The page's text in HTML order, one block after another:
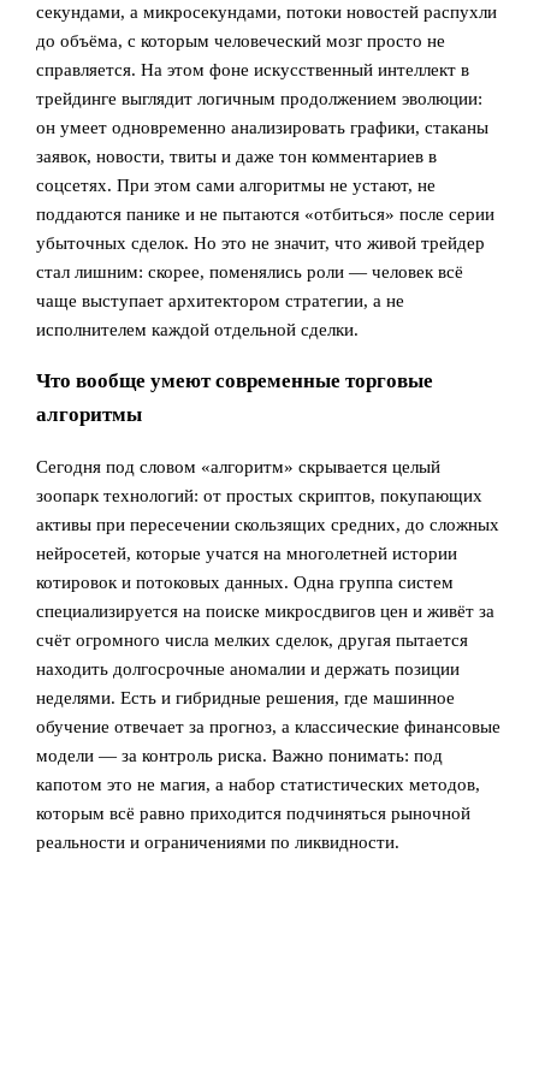
секундами, а микросекундами, потоки новостей распухли
до объёма, с которым человеческий мозг просто не
справляется. На этом фоне искусственный интеллект в
трейдинге выглядит логичным продолжением эволюции:
он умеет одновременно анализировать графики, стаканы
заявок, новости, твиты и даже тон комментариев в
соцсетях. При этом сами алгоритмы не устают, не
поддаются панике и не пытаются «отбиться» после серии
убыточных сделок. Но это не значит, что живой трейдер
стал лишним: скорее, поменялись роли — человек всё
чаще выступает архитектором стратегии, а не
исполнителем каждой отдельной сделки.
Что вообще умеют современные торговые
алгоритмы
Сегодня под словом «алгоритм» скрывается целый
зоопарк технологий: от простых скриптов, покупающих
активы при пересечении скользящих средних, до сложных
нейросетей, которые учатся на многолетней истории
котировок и потоковых данных. Одна группа систем
специализируется на поиске микросдвигов цен и живёт за
счёт огромного числа мелких сделок, другая пытается
находить долгосрочные аномалии и держать позиции
неделями. Есть и гибридные решения, где машинное
обучение отвечает за прогноз, а классические финансовые
модели — за контроль риска. Важно понимать: под
капотом это не магия, а набор статистических методов,
которым всё равно приходится подчиняться рыночной
реальности и ограничениями по ликвидности.